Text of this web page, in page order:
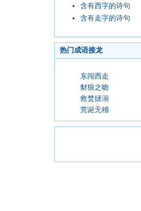
含有西字的诗句
含有走字的诗句
热门成语接龙
东闯西走
豺狼之吻
救焚拯溺
荒诞无稽